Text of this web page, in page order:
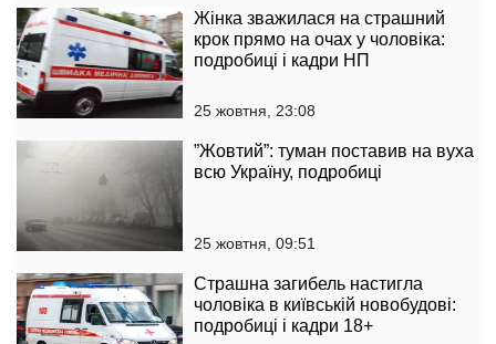
Жінка зважилася на страшний
крок прямо на очах у чоловіка:
подробиці і кадри НП
25 жовтня, 23:08
”Жовтий”: туман поставив на вуха
всю Україну, подробиці
25 жовтня, 09:51
Страшна загибель настигла
чоловіка в київській новобудові:
подробиці і кадри 18+